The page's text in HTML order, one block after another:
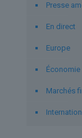
Presse
En direct
Europe
Économie
Marchés